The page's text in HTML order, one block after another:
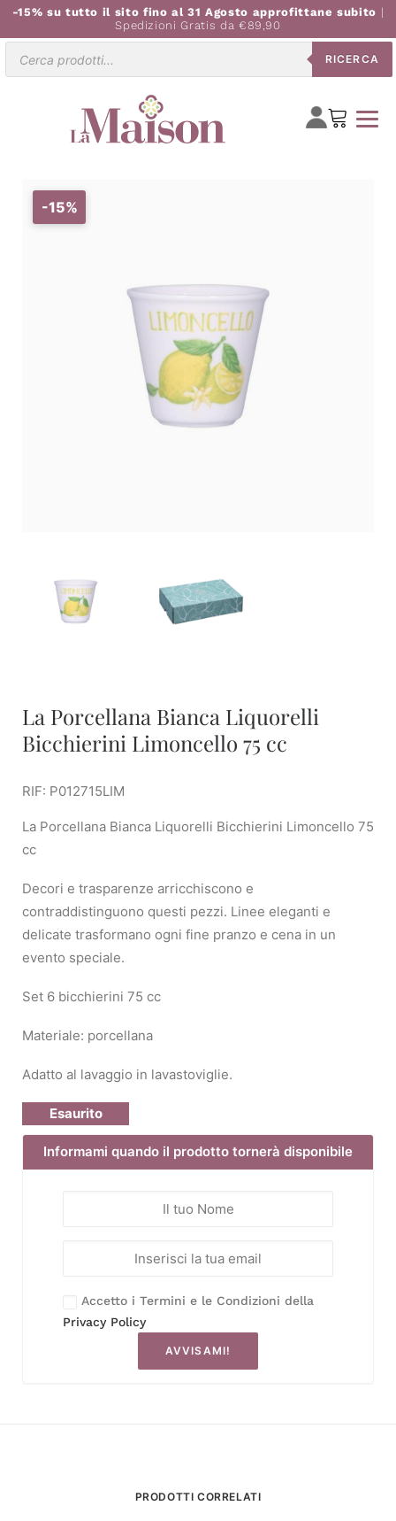
-15% su tutto il sito fino al 31 Agosto approfittane subito |
Spedizioni Gratis da €89,90
RICERCA
-15%
La Porcellana Bianca Liquorelli
Bicchierini Limoncello 75 cc
RIF: P012715LIM
La Porcellana Bianca Liquorelli Bicchierini Limoncello 75
cc
Decori e trasparenze arricchiscono e
contraddistinguono questi pezzi. Linee eleganti e
delicate trasformano ogni fine pranzo e cena in un
evento speciale.
Set 6 bicchierini 75 cc
Materiale: porcellana
Adatto al lavaggio in lavastoviglie.
Esaurito
Informami quando il prodotto tornerà disponibile
Accetto i Termini e le Condizioni della
Privacy Policy
AVVISAMI!
PRODOTTI CORRELATI